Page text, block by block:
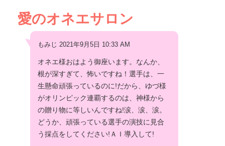
愛のオネエサロン
もみじ 2021年9月5日 10:33 AM
オネエ様おはよう御座います。なんか、
根が深すぎて、怖いですね！選手は、一
生懸命頑張っているのに!だから、ゆづ様
がオリンピック連覇するのは、神様から
の贈り物に等しいんですね!涙、涙、涙。
どうか、頑張っている選手の演技に見合
う採点をしてください!ＡＩ導入して!